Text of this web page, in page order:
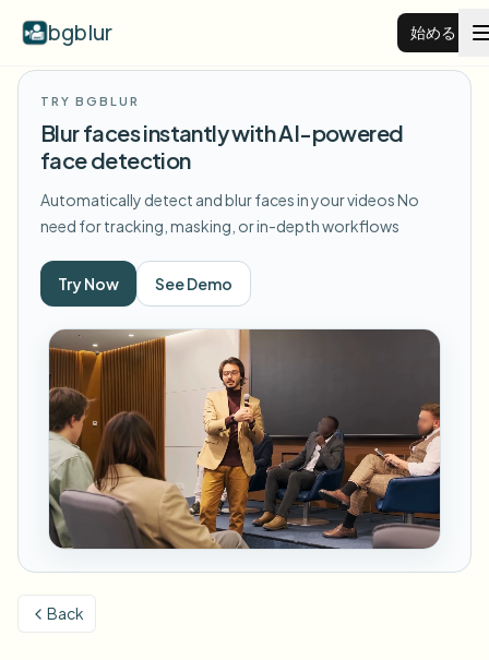
bgblur 始める
サンプルライブラリ全体を閲覧する
顔をぼかす
ナンバープレートをぼかす
背景をぼかす
何でもぼかす
機能
View all features
Browse every blur tool in one place
ナンバープレートをぼかす
顔をぼかす
エンタープライズ
学校・教育
キャンパスカメラ、講義、地区の一括プライバシー
メディア・エンターテインメント
試写、リリース、コンプライアンス
小売・EC
リソース
FAQ
ブログ
Whitepapers
Choose language
TRY BGBLUR
Blur faces instantly with AI-powered
face detection
Automatically detect and blur faces in your videosNo
need for tracking, masking, or in-depth workflows
Try Now See Demo
Back